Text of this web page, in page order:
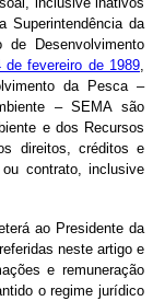
Superintendência da
Desenvolvimento
de fevereiro de 1989
da Pesca –
– SEMA são
e dos Recursos
direitos, créditos e
contrato, inclusive
ao Presidente da
neste artigo e
e remuneração
o regime jurídico